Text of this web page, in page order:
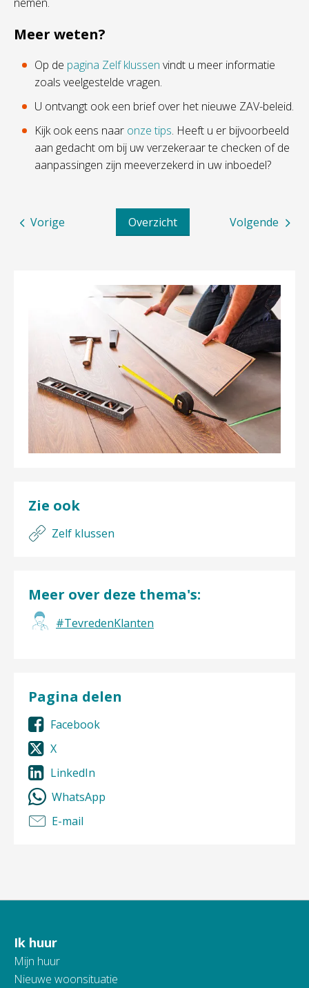
Meer weten?
Op de pagina Zelf klussen vindt u meer informatie
zoals veelgestelde vragen.
U ontvangt ook een brief over het nieuwe ZAV-beleid.
Kijk ook eens naar onze tips. Heeft u er bijvoorbeeld
aan gedacht om bij uw verzekeraar te checken of de
aanpassingen zijn meeverzekerd in uw inboedel?
Volgende
Overzicht
Vorige
Zie ook
Zelf klussen
Meer over deze thema's:
#TevredenKlanten
Pagina delen
Facebook
X
LinkedIn
WhatsApp
E-mail
Contactinformatie
Ik huur
Mijn huur
Nieuwe woonsituatie